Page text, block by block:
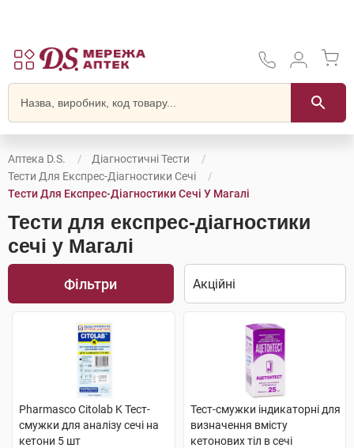
Аптека D.S.
Діагностичні Тести
Тести Для Експрес-Діагностики Сечі
Тести Для Експрес-Діагностики Сечі У Магалі
Тести для експрес-діагностики
сечі у Магалі
Фільтри
Pharmasco Citolab K Тест-
смужки для аналізу сечі на
кетони 5 шт
Тест-смужки індикаторні для
визначення вмісту
кетонових тіл в сечі